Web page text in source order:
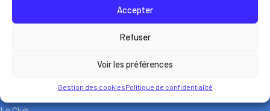
Accepter
Refuser
Voir les préférences
Gestion des cookiesPolitique de confidentialité
Club de tennis de Saint-Égrève, au pied de la Chartreuse, dans
NAVIGATION